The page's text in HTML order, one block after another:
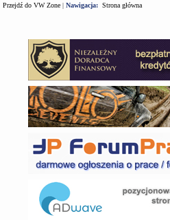
Przejdź do VW Zone | Nawigacja: Strona główna